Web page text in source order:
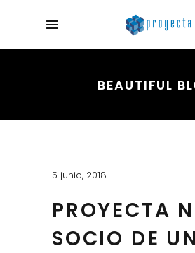
BEAUTIFUL
5 junio, 2018
PROYECTA
SOCIO DE